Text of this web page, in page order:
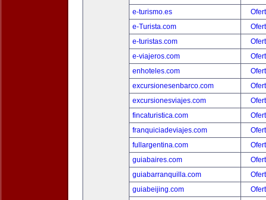
e-turismo.es
e-Turista.com
e-turistas.com
e-viajeros.com
enhoteles.com
excursionesenbarco.com
excursionesviajes.com
fincaturistica.com
franquiciadeviajes.com
fullargentina.com
guiabaires.com
guiabarranquilla.com
guiabeijing.com